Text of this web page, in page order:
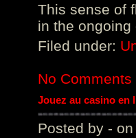
This sense of
in the ongoing
Filed under:
No Comments
Jouez au casino en
Posted by - on